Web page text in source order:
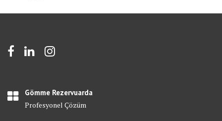
Gömme Rezervuarda
Profesyonel Çözüm